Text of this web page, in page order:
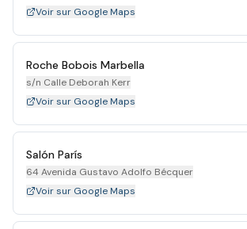
Voir sur Google Maps
Roche Bobois Marbella
s/n Calle Deborah Kerr
Voir sur Google Maps
Salón París
64 Avenida Gustavo Adolfo Bécquer
Voir sur Google Maps